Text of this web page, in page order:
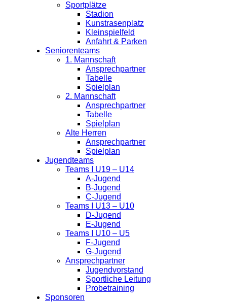
Sportplätze
Stadion
Kunstrasenplatz
Kleinspielfeld
Anfahrt & Parken
Seniorenteams
1. Mannschaft
Ansprechpartner
Tabelle
Spielplan
2. Mannschaft
Ansprechpartner
Tabelle
Spielplan
Alte Herren
Ansprechpartner
Spielplan
Jugendteams
Teams I U19 – U14
A-Jugend
B-Jugend
C-Jugend
Teams I U13 – U10
D-Jugend
E-Jugend
Teams I U10 – U5
F-Jugend
G-Jugend
Ansprechpartner
Jugendvorstand
Sportliche Leitung
Probetraining
Sponsoren
Trainer
Dennis Knobel (ab. 1.7.2026)
Co-Trainer
Justin Golombeck
Dein Ansprechpartner
Dennis Knobel
01515 461 5450
senioren@svl1904.de